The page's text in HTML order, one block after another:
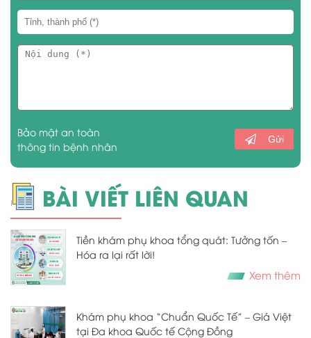
Bảo mật an toàn
thông tin bệnh nhân
Gửi
BÀI VIẾT LIÊN QUAN
Tiền khám phụ khoa tổng quát: Tưởng tốn –
Hóa ra lại rất lời!
Xem thêm
Khám phụ khoa “Chuẩn Quốc Tế” – Giá Việt
tại Đa khoa Quốc tế Cộng Đồng